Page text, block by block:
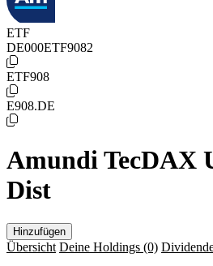
ETF
DE000ETF9082
ETF908
E908.DE
Amundi TecDAX
Dist
Hinzufügen
Übersicht Deine Holdings (0)